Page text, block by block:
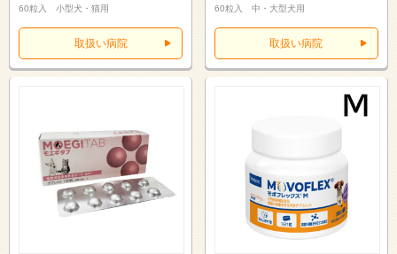
60粒入 小型犬・猫用
取扱い病院
60粒入 中・大型犬用
取扱い病院